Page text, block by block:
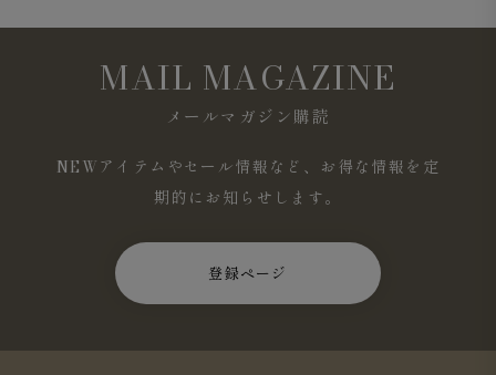
MAIL MAGAZINE
メールマガジン購読
NEWアイテムやセール情報など、お得な情報を定
期的にお知らせします。
登録ページ